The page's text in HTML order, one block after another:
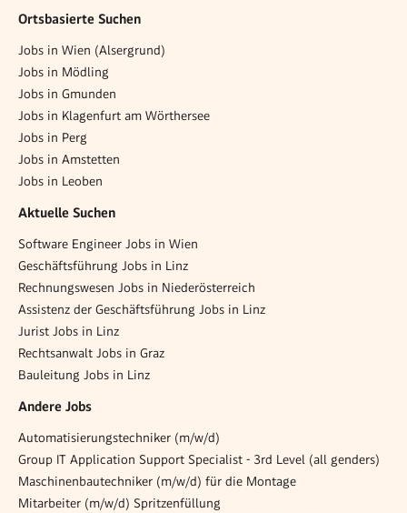
Ortsbasierte Suchen
Jobs in Wien (Alsergrund)
Jobs in Mödling
Jobs in Gmunden
Jobs in Klagenfurt am Wörthersee
Jobs in Perg
Jobs in Amstetten
Jobs in Leoben
Aktuelle Suchen
Software Engineer Jobs in Wien
Geschäftsführung Jobs in Linz
Rechnungswesen Jobs in Niederösterreich
Assistenz der Geschäftsführung Jobs in Linz
Jurist Jobs in Linz
Rechtsanwalt Jobs in Graz
Bauleitung Jobs in Linz
Andere Jobs
Automatisierungstechniker (m/w/d)
Group IT Application Support Specialist - 3rd Level (all genders)
Maschinenbautechniker (m/w/d) für die Montage
Mitarbeiter (m/w/d) Spritzenfüllung